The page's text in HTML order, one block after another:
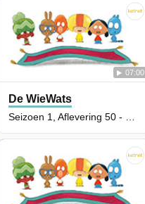
07:00
De WieWats